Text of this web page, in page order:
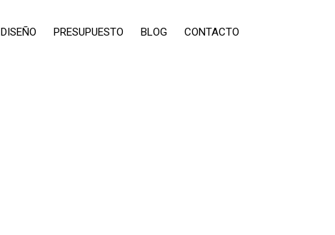
DISEÑO PRESUPUESTO BLOG CONTACTO